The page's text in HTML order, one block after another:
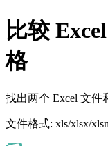
比较
格
找出两个 Excel 文件
文件格式: xls/xlsx/